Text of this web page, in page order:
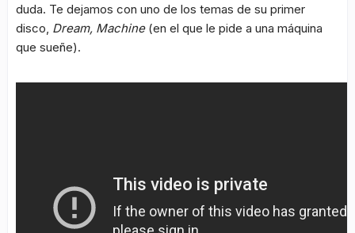
duda. Te dejamos con uno de los temas de su primer
disco, Dream, Machine(en el que le pide a una máquina
que sueñe).